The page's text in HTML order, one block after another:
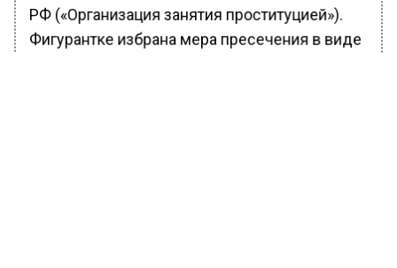
РФ («Организация занятия проституцией»).
Фигурантке избрана мера пресечения в виде